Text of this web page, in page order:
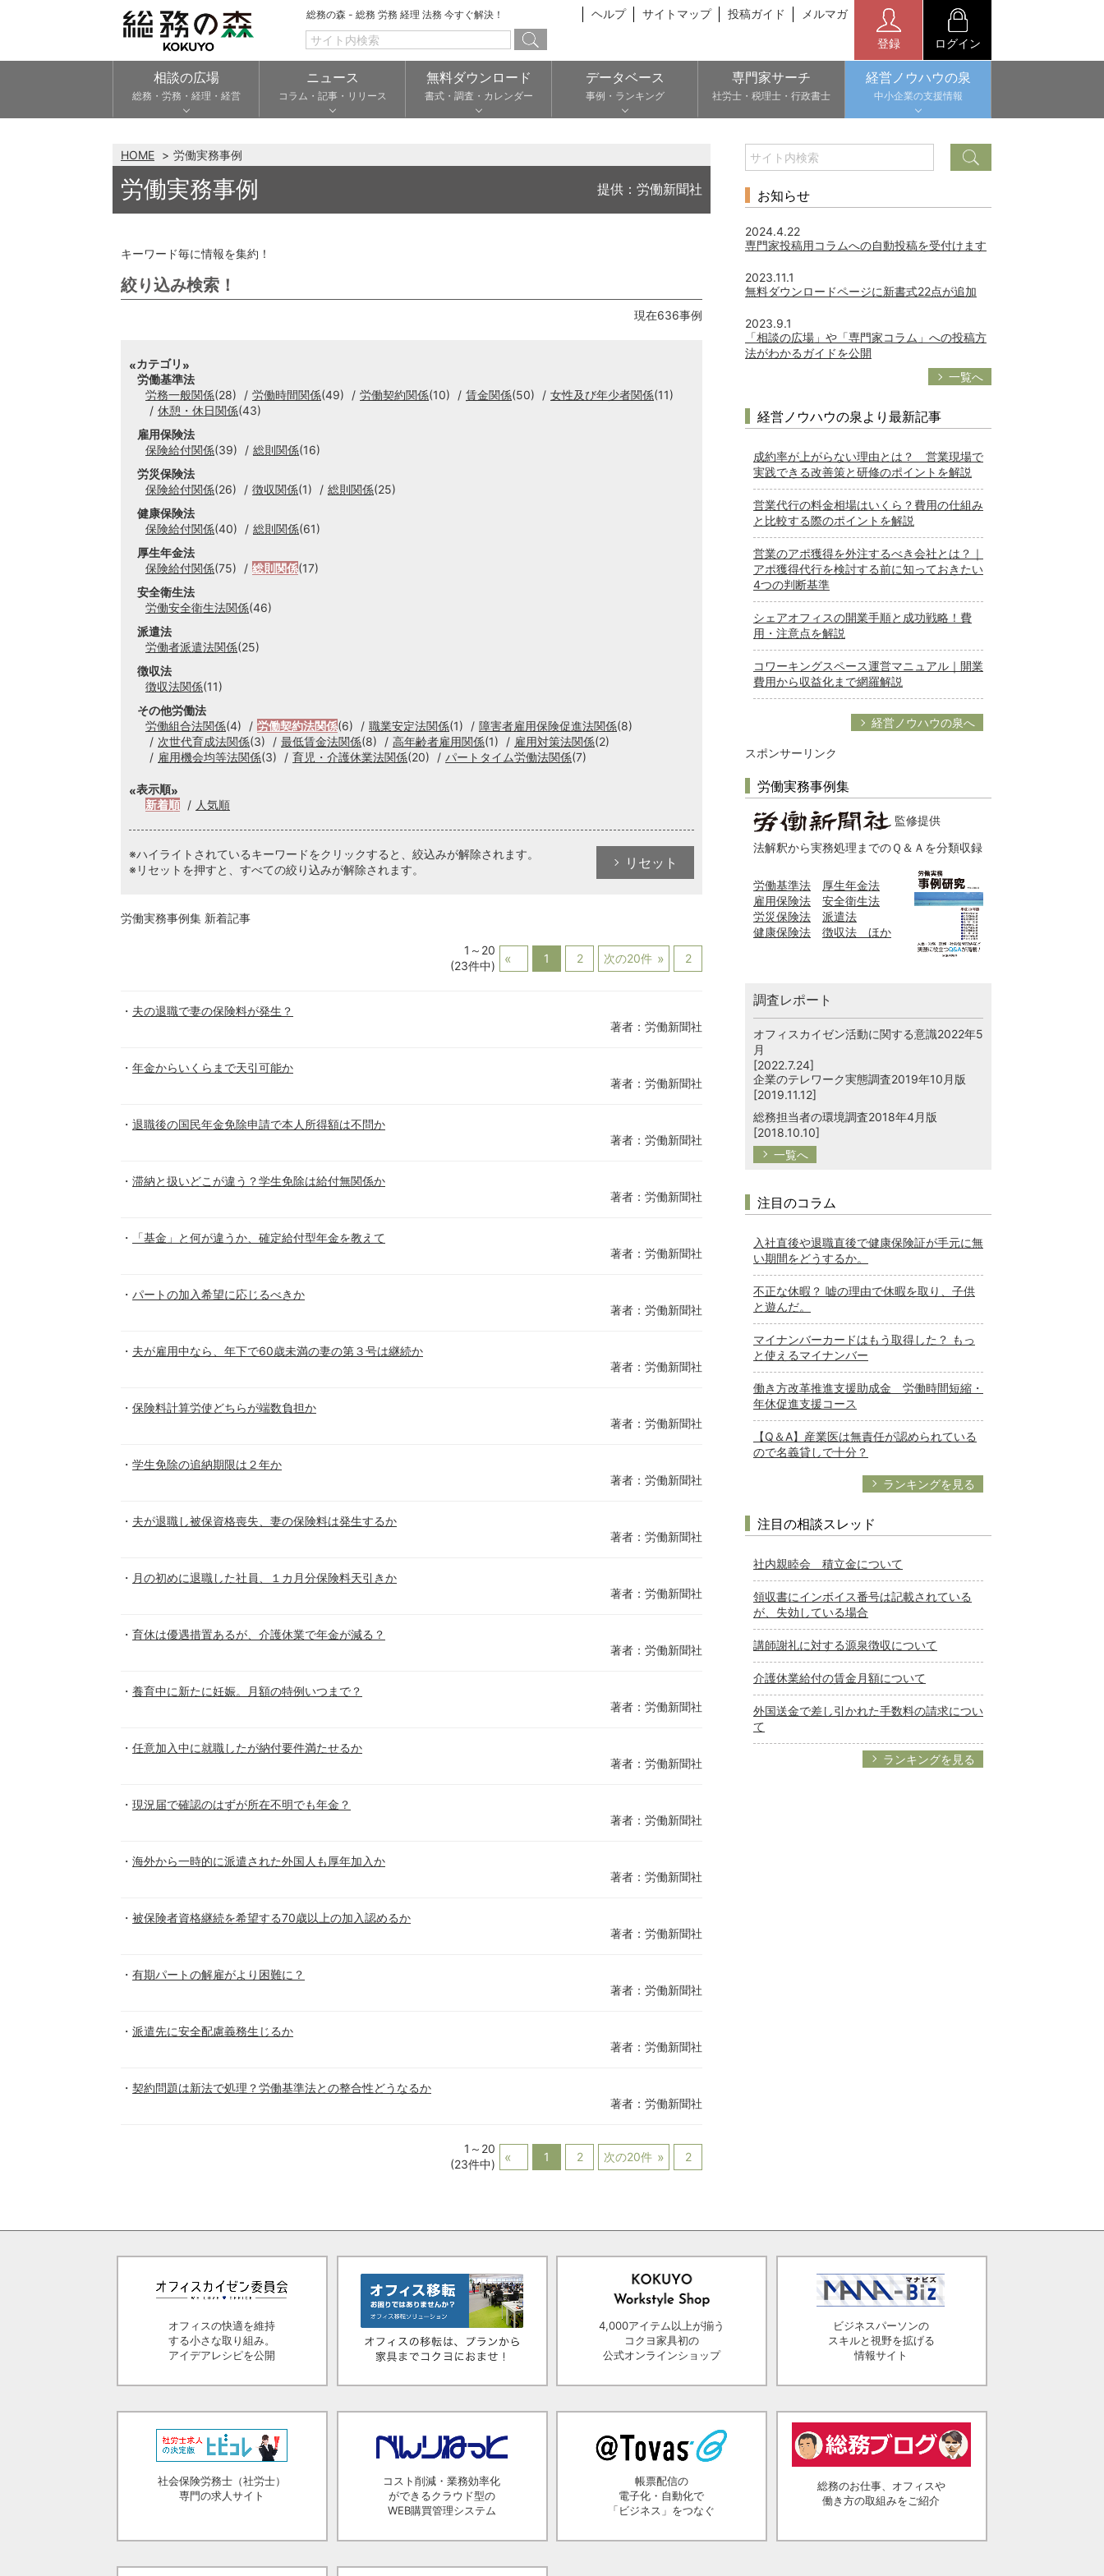
総務の森 - 総務 労務 経理 法務 今すぐ解決！ ヘルプ サイトマップ 投稿ガイド メルマガ
登録 ログイン
相談の広場
総務・労務・経理・経営
ニュース
コラム・記事・リリース
無料ダウンロード
書式・調査・カレンダー
データベース
事例・ランキング
専門家サーチ
社労士・税理士・行政書士
経営ノウハウの泉
中小企業の支援情報
HOME 労働実務事例
労働実務事例 提供：労働新聞社
キーワード毎に情報を集約！
絞り込み検索！
現在636事例
カテゴリ
労働基準法
労務一般関係(28) 労働時間関係(49) 労働契約関係(10) 賃金関係(50) 女性及び年少者関係(11)
休憩・休日関係(43)
雇用保険法
保険給付関係(39) 総則関係(16)
労災保険法
保険給付関係(26) 徴収関係(1) 総則関係(25)
健康保険法
保険給付関係(40) 総則関係(61)
厚生年金法
保険給付関係(75) 総則関係(17)
安全衛生法
労働安全衛生法関係(46)
派遣法
労働者派遣法関係(25)
徴収法
徴収法関係(11)
その他労働法
労働組合法関係(4) 労働契約法関係(6) 職業安定法関係(1) 障害者雇用保険促進法関係(8)
次世代育成法関係(3) 最低賃金法関係(8) 高年齢者雇用関係(1) 雇用対策法関係(2)
雇用機会均等法関係(3) 育児・介護休業法関係(20) パートタイム労働法関係(7)
表示順
新着順
人気順
※ハイライトされているキーワードをクリックすると、絞込みが解除されます。
※リセットを押すと、すべての絞り込みが解除されます。
リセット
労働実務事例集 新着記事
1～20
(23件中)
1 2 次の20件 2
夫の退職で妻の保険料が発生？
著者：労働新聞社
年金からいくらまで天引可能か
著者：労働新聞社
退職後の国民年金免除申請で本人所得額は不問か
著者：労働新聞社
滞納と扱いどこが違う？学生免除は給付無関係か
著者：労働新聞社
「基金」と何が違うか、確定給付型年金を教えて
著者：労働新聞社
パートの加入希望に応じるべきか
著者：労働新聞社
夫が雇用中なら、年下で60歳未満の妻の第３号は継続か
著者：労働新聞社
保険料計算労使どちらが端数負担か
著者：労働新聞社
学生免除の追納期限は２年か
著者：労働新聞社
夫が退職し被保資格喪失、妻の保険料は発生するか
著者：労働新聞社
月の初めに退職した社員、１カ月分保険料天引きか
著者：労働新聞社
育休は優遇措置あるが、介護休業で年金が減る？
著者：労働新聞社
養育中に新たに妊娠。月額の特例いつまで？
著者：労働新聞社
任意加入中に就職したが納付要件満たせるか
著者：労働新聞社
現況届で確認のはずが所在不明でも年金？
著者：労働新聞社
海外から一時的に派遣された外国人も厚年加入か
著者：労働新聞社
被保険者資格継続を希望する70歳以上の加入認めるか
著者：労働新聞社
有期パートの解雇がより困難に？
著者：労働新聞社
派遣先に安全配慮義務生じるか
著者：労働新聞社
契約問題は新法で処理？労働基準法との整合性どうなるか
著者：労働新聞社
1～20
(23件中)
1 2 次の20件 2
お知らせ
2024.4.22
専門家投稿用コラムへの自動投稿を受付けます
2023.11.1
無料ダウンロードページに新書式22点が追加
2023.9.1
「相談の広場」や「専門家コラム」への投稿方
法がわかるガイドを公開
一覧へ
経営ノウハウの泉より最新記事
成約率が上がらない理由とは？ 営業現場で
実践できる改善策と研修のポイントを解説
営業代行の料金相場はいくら？費用の仕組み
と比較する際のポイントを解説
営業のアポ獲得を外注するべき会社とは？｜
アポ獲得代行を検討する前に知っておきたい
4つの判断基準
シェアオフィスの開業手順と成功戦略！費
用・注意点を解説
コワーキングスペース運営マニュアル｜開業
費用から収益化まで網羅解説
経営ノウハウの泉へ
スポンサーリンク
労働実務事例集
監修提供
法解釈から実務処理までのＱ＆Ａを分類収録
労働基準法
厚生年金法
雇用保険法
安全衛生法
労災保険法
派遣法
健康保険法
徴収法 ほか
調査レポート
オフィスカイゼン活動に関する意識2022年5
月
[2022.7.24]
企業のテレワーク実態調査2019年10月版
[2019.11.12]
総務担当者の環境調査2018年4月版
[2018.10.10]
一覧へ
注目のコラム
入社直後や退職直後で健康保険証が手元に無
い期間をどうするか。
不正な休暇？ 嘘の理由で休暇を取り、子供
と遊んだ。
マイナンバーカードはもう取得した？ もっ
と使えるマイナンバー
働き方改革推進支援助成金 労働時間短縮・
年休促進支援コース
【Q＆A】産業医は無責任が認められている
ので名義貸しで十分？
ランキングを見る
注目の相談スレッド
社内親睦会 積立金について
領収書にインボイス番号は記載されている
が、失効している場合
講師謝礼に対する源泉徴収について
介護休業給付の賃金月額について
外国送金で差し引かれた手数料の請求につい
て
ランキングを見る
オフィスの快適を維持
する小さな取り組み。
アイデアレシピを公開
4,000アイテム以上が揃う
コクヨ家具初の
公式オンラインショップ
ビジネスパーソンの
スキルと視野を拡げる
情報サイト
社会保険労務士（社労士）
専門の求人サイト
コスト削減・業務効率化
ができるクラウド型の
WEB購買管理システム
帳票配信の
電子化・自動化で
「ビジネス」をつなぐ
総務のお仕事、オフィスや
働き方の取組みをご紹介